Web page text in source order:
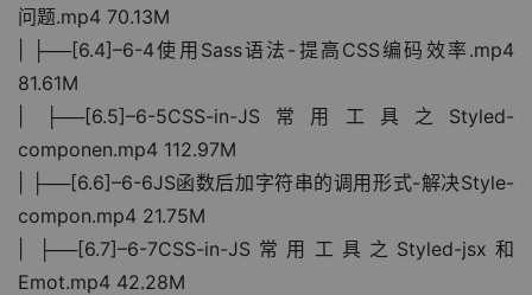
问题.mp4 70.13M
| ├──[6.4]–6-4使用Sass语法-提高CSS编码效率.mp4
81.61M
| ├──[6.5]–6-5CSS-in-JS常用工具之Styled-
componen.mp4 112.97M
| ├──[6.6]–6-6JS函数后加字符串的调用形式-解决Style-
compon.mp4 21.75M
| ├──[6.7]–6-7CSS-in-JS常用工具之Styled-jsx和
Emot.mp4 42.28M